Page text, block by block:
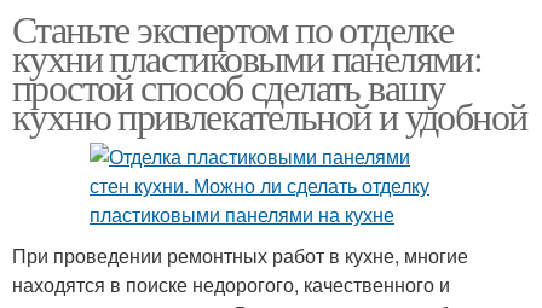
Станьте экспертом по отделке
кухни пластиковыми панелями:
простой способ сделать вашу
кухню привлекательной и удобной
При проведении ремонтных работ в кухне, многие
находятся в поиске недорогого, качественного и